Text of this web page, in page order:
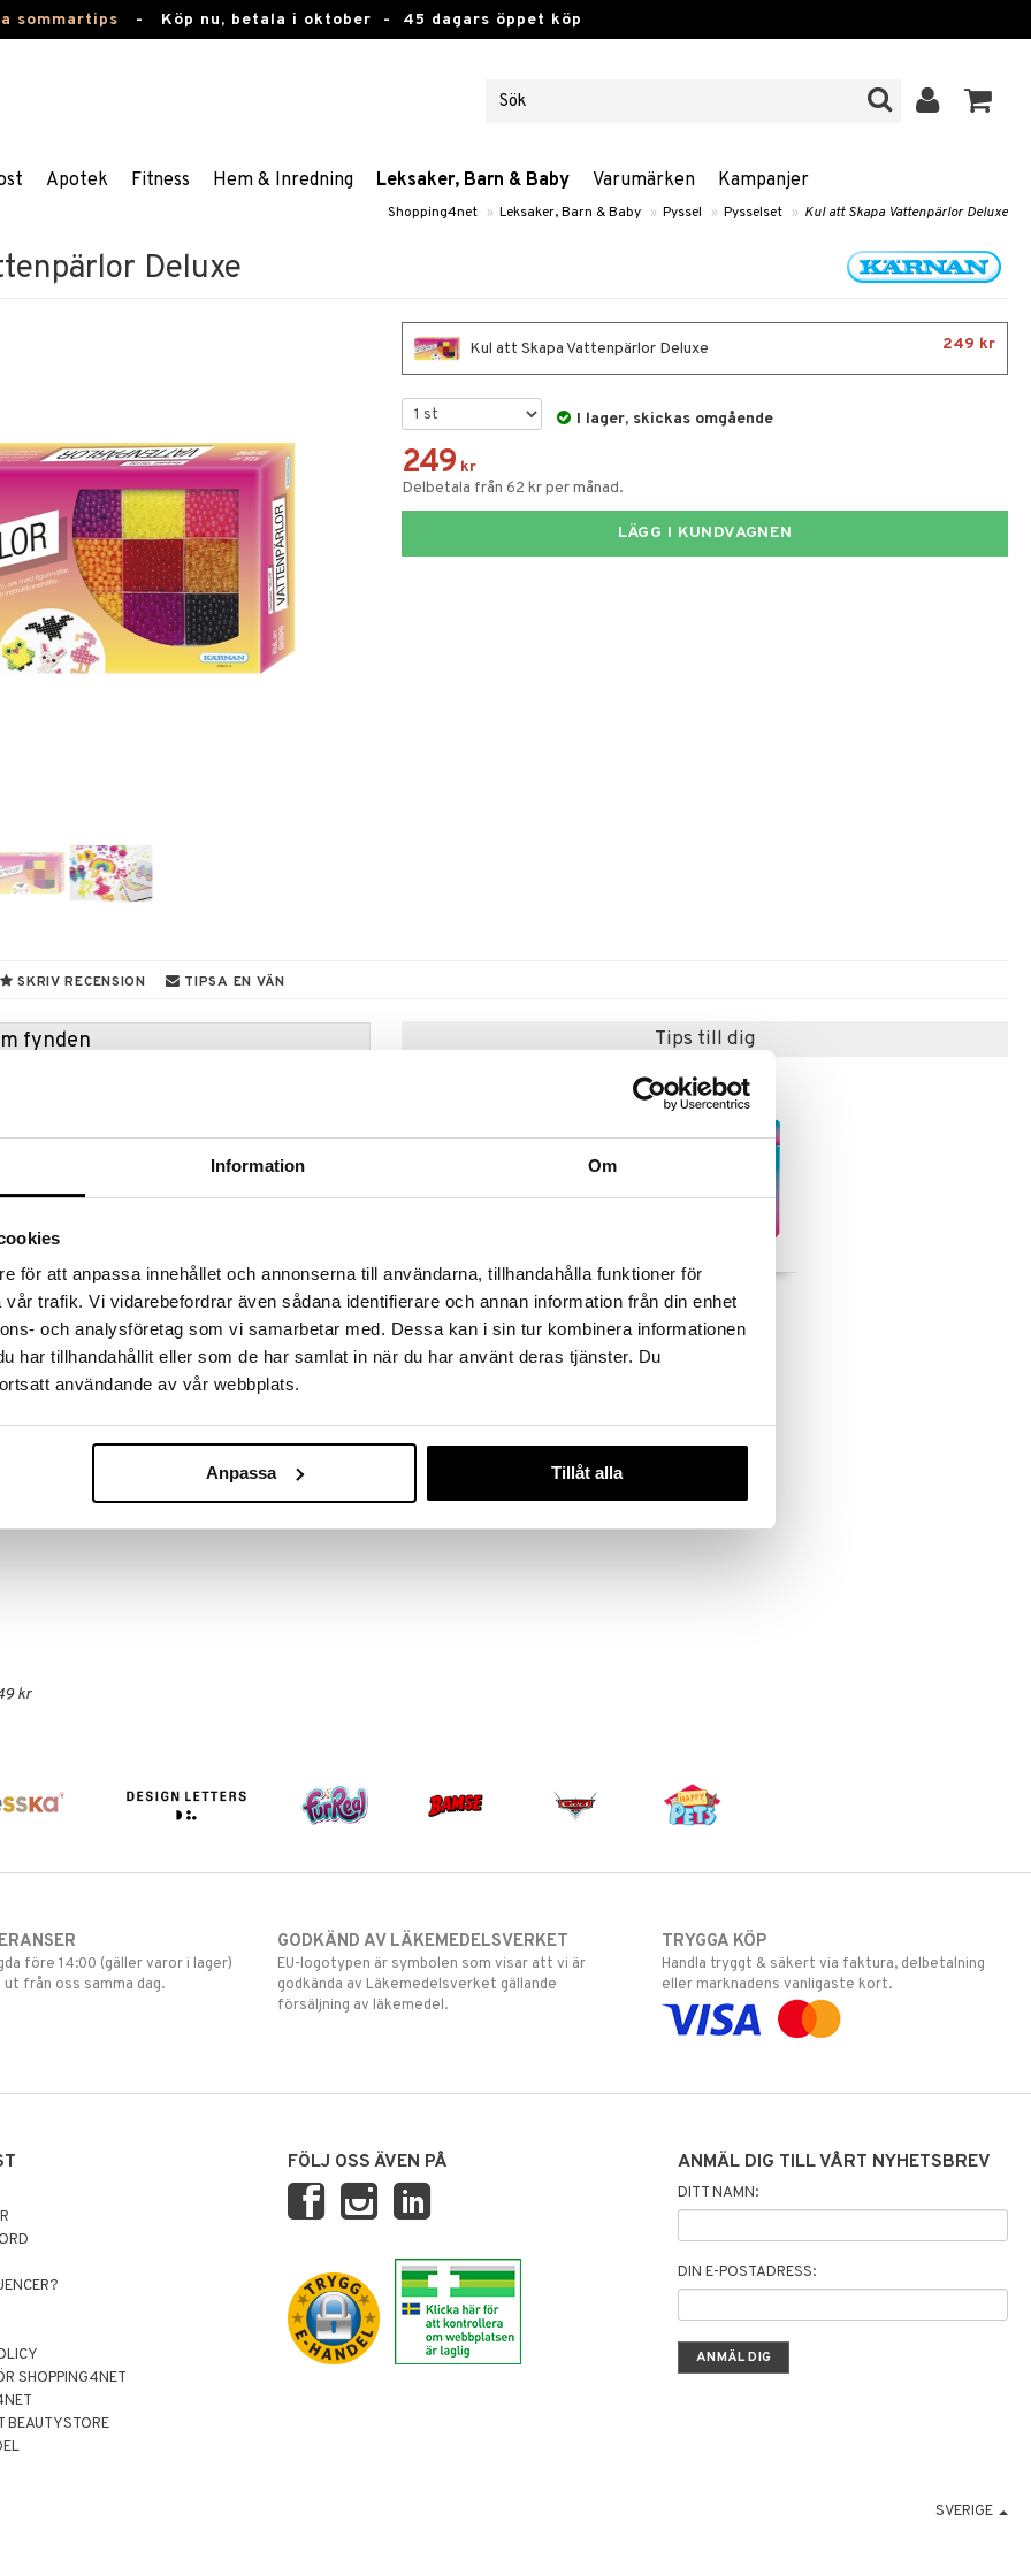
Information Om
för att anpassa innehållet och annonserna till användarna, tillhandahålla funktioner för
trafik. Vi vidarebefordrar även sådana identifierare och annan information från din enhet
och analysföretag som vi samarbetar med. Dessa kan i sin tur kombinera informationen
har tillhandahållit eller som de har samlat in när du har använt deras tjänster. Du
användande av vår webbplats.
Anpassa Tillåt alla
sommartips - Köp nu, betala i oktober - 45 dagars öppet köp
Apotek Fitness Hem & Inredning Leksaker, Barn & Baby Varumärken Kampanjer
Shopping4net » Leksaker, Barn & Baby » Pyssel » Pysselset » Kul att Skapa Vattenpärlor Deluxe
Deluxe
Kul att Skapa Vattenpärlor Deluxe 249 kr
I lager, skickas omgående
249 kr
Delbetala från 62 kr per månad.
LÄGG I KUNDVAGNEN
SKRIV RECENSION TIPSA EN VÄN
fynden
kan fort ta slut!
»
innehåller 6000 st vattenpärlor i en förvaringslåda,
1 vattenpärlspenna, 1 sprayflaska och
för-steg-instruktioner på svenska.
kr
Tips till dig
Kul att Skapa Studsbollar
EGMONT KÄRNAN
89 kr
Kul att Skapa Suddisar
EGMONT KÄRNAN
89 kr
före 14:00 (gäller varor i lager)
från oss samma dag.
GODKÄND AV LÄKEMEDELSVERKET
EU-logotypen är symbolen som visar att vi är
godkända av Läkemedelsverket gällande
försäljning av läkemedel.
TRYGGA KÖP
Handla tryggt & säkert via faktura, delbetalning
eller marknadens vanligaste kort.
SHOPPING4NET
BEAUTYSTORE
FÖLJ OSS ÄVEN PÅ ANMÄL DIG TILL VÅRT NYHETSBREV
DITT NAMN:
DIN E-POSTADRESS:
SVERIGE